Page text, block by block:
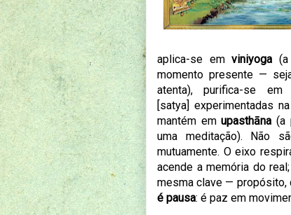
aplica-se emviniyoga
momento presente —
atenta), purifica-se em
[satya] experimentadas
mantém emupasthāna (a
uma meditação). Não
mutuamente. O eixo
acende a memória do
mesma clave — propósito,
é pausa: é paz em